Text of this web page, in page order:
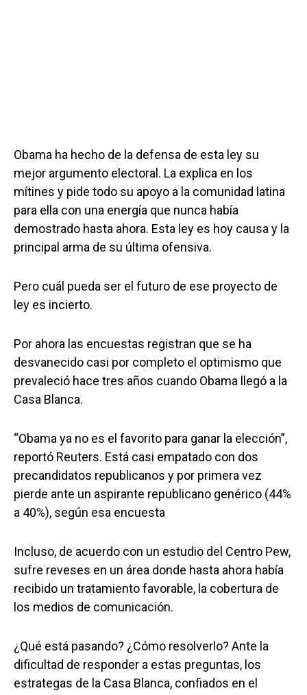
Obama ha hecho de la defensa de esta ley su
mejor argumento electoral. La explica en los
mítines y pide todo su apoyo a la comunidad latina
para ella con una energía que nunca había
demostrado hasta ahora. Esta ley es hoy causa y la
principal arma de su última ofensiva.
Pero cuál pueda ser el futuro de ese proyecto de
ley es incierto.
Por ahora las encuestas registran que se ha
desvanecido casi por completo el optimismo que
prevaleció hace tres años cuando Obama llegó a la
Casa Blanca.
“Obama ya no es el favorito para ganar la elección”,
reportó Reuters. Está casi empatado con dos
precandidatos republicanos y por primera vez
pierde ante un aspirante republicano genérico (44%
a 40%), según esa encuesta
Incluso, de acuerdo con un estudio del Centro Pew,
sufre reveses en un área donde hasta ahora había
recibido un tratamiento favorable, la cobertura de
los medios de comunicación.
¿Qué está pasando? ¿Cómo resolverlo? Ante la
dificultad de responder a estas preguntas, los
estrategas de la Casa Blanca, confiados en el